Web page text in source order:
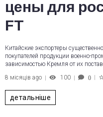
цены для
FT
Китайские экспортеры
покупателей продукции военно-
зависимостью Кремля от их
8 місяців ago
100 0
детальніше